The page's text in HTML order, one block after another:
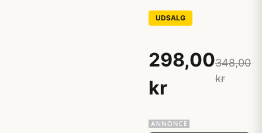
UDSALG
298,00
kr
348,00
kr